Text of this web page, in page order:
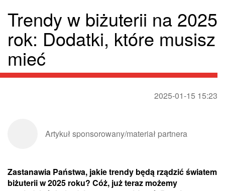
Trendy w biżuterii na 2025
rok: Dodatki, które musisz
mieć
2025-01-15 15:23
Artykuł sponsorowany/materiał partnera
Zastanawia Państwa, jakie trendy będą rządzić światem
biżuterii w 2025 roku? Cóż, już teraz możemy